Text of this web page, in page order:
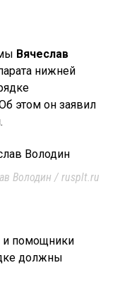
Вячеслав
нижней
этом он заявил
Володин / rusplt.ru
и помощники
должны